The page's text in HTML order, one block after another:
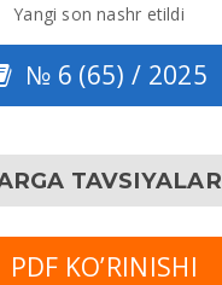
Yangi son nashr etildi
№ 6 (65) / 2025
TAVSIYALAR
PDF KO’RINISHI